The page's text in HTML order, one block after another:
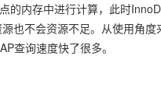
的内存中进行计算，此时
也不会资源不足。从使用角
查询速度快了很多。